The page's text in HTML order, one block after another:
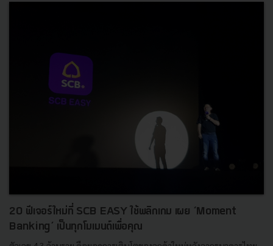
20 ฟีเจอร์ใหม่ที่ SCB EASY ใช้พลิกเกม เผย ‘Moment
Banking’ เป็นทุกโมเมนต์เพื่อคุณ